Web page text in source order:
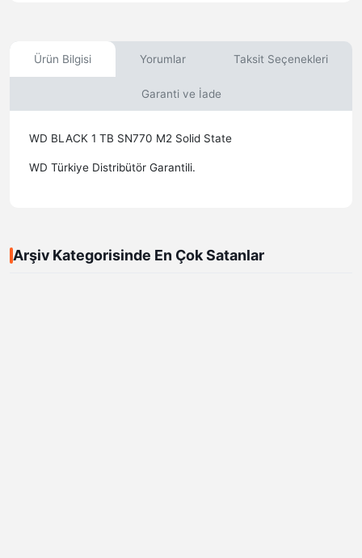
Ürün Bilgisi Yorumlar Taksit Seçenekleri
Garanti ve İade
WD BLACK 1 TB SN770 M2 Solid State
WD Türkiye Distribütör Garantili.
Arşiv Kategorisinde En Çok Satanlar